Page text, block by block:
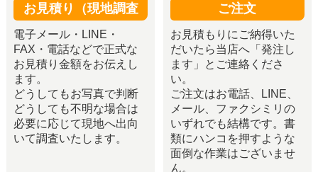
お見積り（現地調査
電子メール・LINE・
FAX・電話などで正式な
お見積り金額をお伝えし
ます。
どうしてもお写真で判断
どうしても不明な場合は
必要に応じて現地へ出向
いて調査いたします。
ご注文
お見積もりにご納得いた
だいたら当店へ「発注し
ます」とご連絡くださ
い。
ご注文はお電話、LINE、
メール、ファクシミリの
いずれでも結構です。書
類にハンコを押すような
面倒な作業はございませ
ん。